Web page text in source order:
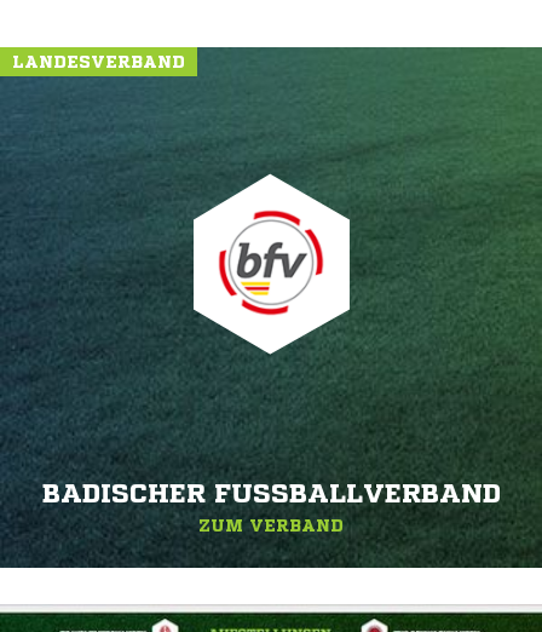
LANDESVERBAND
BADISCHER FUSSBALLVERBAND
ZUM VERBAND